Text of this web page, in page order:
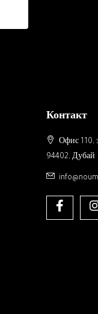
Контакт
Офис 110,
94402, Дубай.